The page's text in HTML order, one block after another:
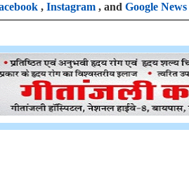
, Instagram , and Google News